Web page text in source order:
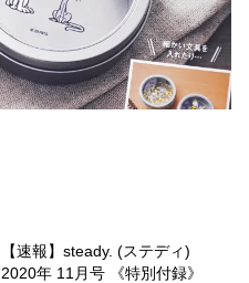
【速報】steady. (ステディ)
2020年 11月号 《特別付録》